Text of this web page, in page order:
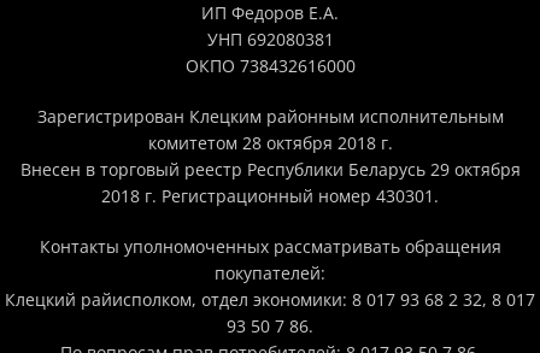
ИП Федоров Е.А.
УНП 692080381
ОКПО 738432616000
Зарегистрирован Клецким районным исполнительным
комитетом 28 октября 2018 г.
Внесен в торговый реестр Республики Беларусь 29 октября
2018 г. Регистрационный номер 430301.
Контакты уполномоченных рассматривать обращения
покупателей:
Клецкий райисполком, отдел экономики: 8 017 93 68 2 32, 8 017
93 50 7 86.